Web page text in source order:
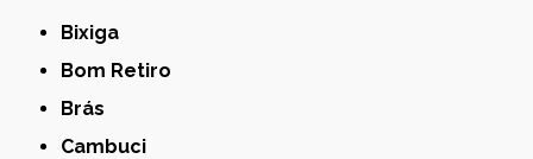
Bixiga
Bom Retiro
Brás
Cambuci